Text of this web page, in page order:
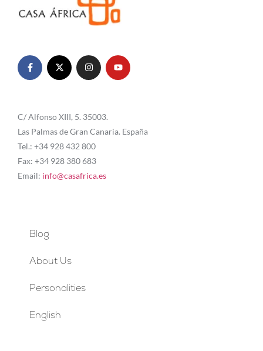
C/ Alfonso XIII, 5. 35003.
Las Palmas de Gran Canaria. España
Tel.: +34 928 432 800
Fax: +34 928 380 683
Email: info@casafrica.es
Blog
About Us
Personalities
English